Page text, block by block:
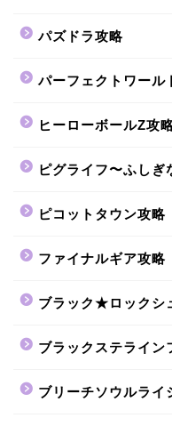
パズドラ攻略
パーフェクトワール
ヒーローボールZ攻
ピグライフ〜ふしぎ
ピコットタウン攻略
ファイナルギア攻略
ブラック★ロックシ
ブラックステライン
ブリーチソウルライ